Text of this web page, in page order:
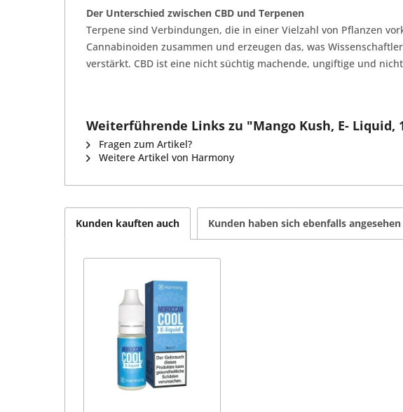
Der Unterschied zwischen CBD und Terpenen
Terpene sind Verbindungen, die in einer Vielzahl von Pflanzen
Cannabinoiden zusammen und erzeugen das, was
verstärkt. CBD ist eine nicht süchtig machende, ungiftige und
Weiterführende Links zu "Mango Kush, E- Liquid,
Fragen zum Artikel?
Weitere Artikel von Harmony
Kunden kauften auch Kunden haben sich ebenfalls angesehen